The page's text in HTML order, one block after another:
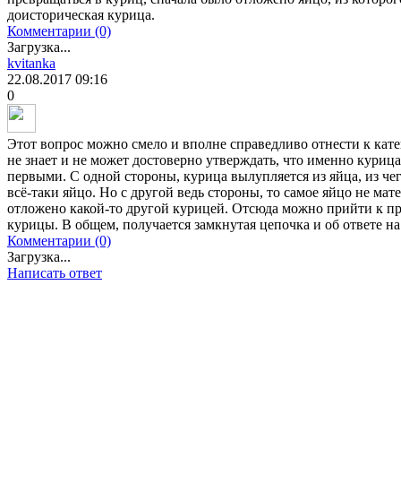
доисторическая курица.
Комментарии (0)
Загрузка...
kvitanka
22.08.2017 09:16
0
Этот вопрос можно смело и вполне справедливо отнести к
не знает и не может достоверно утверждать, что именно
первыми. С одной стороны, курица вылупляется из яйца, из
всё-таки яйцо. Но с другой ведь стороны, то самое яйцо не
отложено какой-то другой курицей. Отсюда можно прийти к
курицы. В общем, получается замкнутая цепочка и об ответе
Комментарии (0)
Загрузка...
Написать ответ